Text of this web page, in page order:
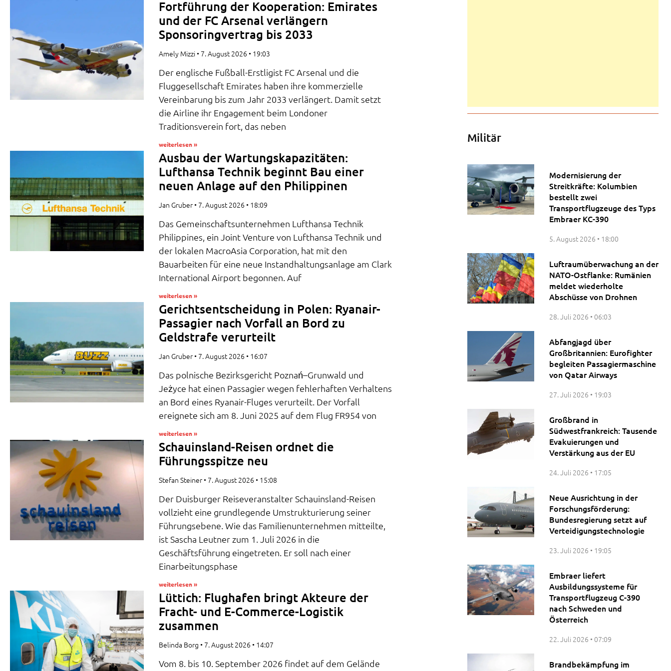
Fortführung der Kooperation: Emirates
und der FC Arsenal verlängern
Sponsoringvertrag bis 2033
Amely Mizzi 7. August 2026 19:03
Der englische Fußball-Erstligist FC Arsenal und die
Fluggesellschaft Emirates haben ihre kommerzielle
Vereinbarung bis zum Jahr 2033 verlängert. Damit setzt
die Airline ihr Engagement beim Londoner
Traditionsverein fort, das neben
weiterlesen »
Ausbau der Wartungskapazitäten:
Lufthansa Technik beginnt Bau einer
neuen Anlage auf den Philippinen
Jan Gruber 7. August 2026 18:09
Das Gemeinschaftsunternehmen Lufthansa Technik
Philippines, ein Joint Venture von Lufthansa Technik und
der lokalen MacroAsia Corporation, hat mit den
Bauarbeiten für eine neue Instandhaltungsanlage am Clark
International Airport begonnen. Auf
weiterlesen »
Gerichtsentscheidung in Polen: Ryanair-
Passagier nach Vorfall an Bord zu
Geldstrafe verurteilt
Jan Gruber 7. August 2026 16:07
Das polnische Bezirksgericht Poznań–Grunwald und
Jeżyce hat einen Passagier wegen fehlerhaften Verhaltens
an Bord eines Ryanair-Fluges verurteilt. Der Vorfall
ereignete sich am 8. Juni 2025 auf dem Flug FR954 von
weiterlesen »
Schauinsland-Reisen ordnet die
Führungsspitze neu
Stefan Steiner 7. August 2026 15:08
Der Duisburger Reiseveranstalter Schauinsland-Reisen
vollzieht eine grundlegende Umstrukturierung seiner
Führungsebene. Wie das Familienunternehmen mitteilte,
ist Sascha Leutner zum 1. Juli 2026 in die
Geschäftsführung eingetreten. Er soll nach einer
Einarbeitungsphase
weiterlesen »
Lüttich: Flughafen bringt Akteure der
Fracht- und E-Commerce-Logistik
zusammen
Belinda Borg 7. August 2026 14:07
Vom 8. bis 10. September 2026 findet auf dem Gelände
Militär
Modernisierung der
Streitkräfte: Kolumbien
bestellt zwei
Transportflugzeuge des Typs
Embraer KC-390
5. August 2026 18:00
Luftraumüberwachung an der
NATO-Ostflanke: Rumänien
meldet wiederholte
Abschüsse von Drohnen
28. Juli 2026 06:03
Abfangjagd über
Großbritannien: Eurofighter
begleiten Passagiermaschine
von Qatar Airways
27. Juli 2026 19:03
Großbrand in
Südwestfrankreich: Tausende
Evakuierungen und
Verstärkung aus der EU
24. Juli 2026 17:05
Neue Ausrichtung in der
Forschungsförderung:
Bundesregierung setzt auf
Verteidigungstechnologie
23. Juli 2026 19:05
Embraer liefert
Ausbildungssysteme für
Transportflugzeug C-390
nach Schweden und
Österreich
22. Juli 2026 07:09
Brandbekämpfung im